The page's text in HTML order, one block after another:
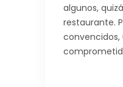
algunos,
restaurante.
convencidos,